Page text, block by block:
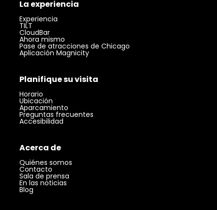
La experiencia
Experiencia
TILT
CloudBar
Ahora mismo
Pase de atracciones de Chicago
Aplicación Magnicity
Planifique su visita
Horario
Ubicación
Aparcamiento
Preguntas frecuentes
Accesibilidad
Acerca de
Quiénes somos
Contacto
Sala de prensa
En las noticias
Blog